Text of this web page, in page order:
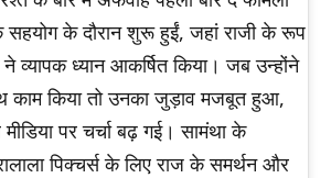
के दौरान शुरू हुईं, जहां राजी के रूप
व्यापक ध्यान आकर्षित किया। जब उन्होंने
काम किया तो उनका जुड़ाव मजबूत हुआ,
पर चर्चा बढ़ गई। सामंथा के
पिक्चर्स के लिए राज के समर्थन और